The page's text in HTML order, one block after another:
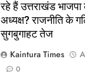
रहे हैं उत्तराखंड
अध्यक्ष? राजनीति के
सुगबुगाहट तेज
Kaintura Times
0